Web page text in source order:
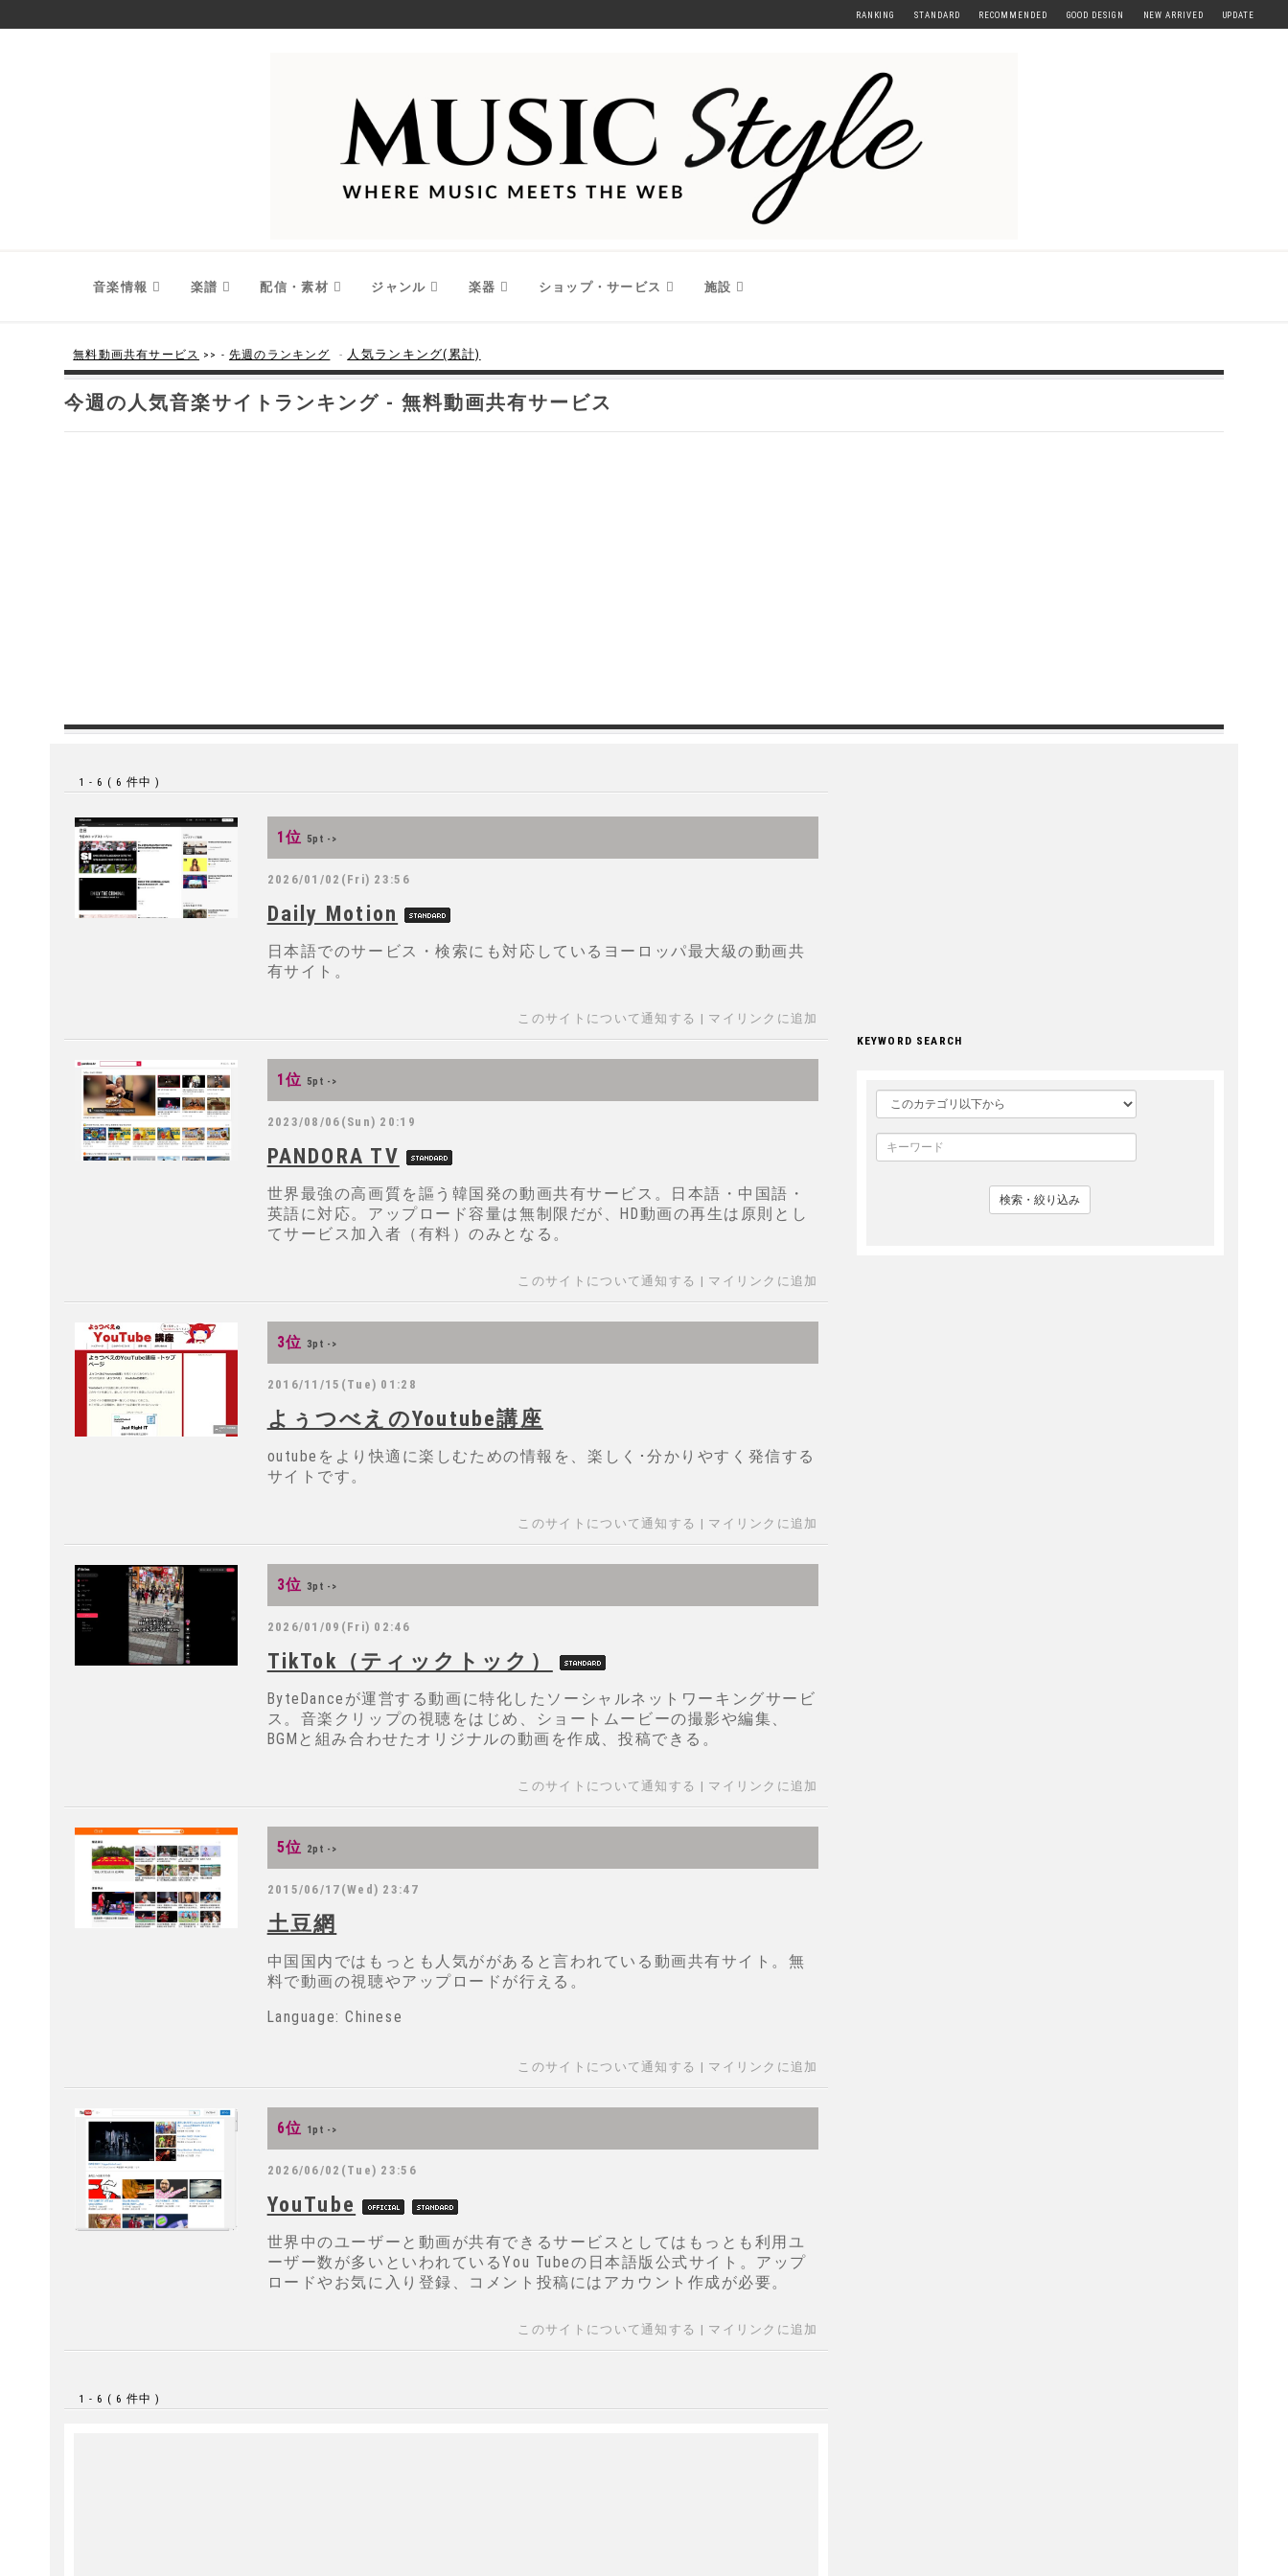
UPDATE
NEW ARRIVED
GOOD DESIGN
RECOMMENDED
STANDARD
RANKING
音楽情報 楽譜 配信・素材 ジャンル 楽器 ショップ・サービス 施設
無料動画共有サービス >> -先週のランキング - 人気ランキング(累計)
今週の人気音楽サイトランキング - 無料動画共有サービス
1 - 6 ( 6 件中 )
1位 5pt ->
2026/01/02(Fri) 23:56
Daily Motion
日本語でのサービス・検索にも対応しているヨーロッパ最大級の動画共
有サイト。
このサイトについて通知する | マイリンクに追加
1位 5pt ->
2023/08/06(Sun) 20:19
PANDORA TV
世界最強の高画質を謳う韓国発の動画共有サービス。日本語・中国語・
英語に対応。アップロード容量は無制限だが、HD動画の再生は原則とし
てサービス加入者（有料）のみとなる。
このサイトについて通知する | マイリンクに追加
3位 3pt ->
2016/11/15(Tue) 01:28
よぅつべえのYoutube講座
outubeをより快適に楽しむための情報を、楽しく･分かりやすく発信する
サイトです。
このサイトについて通知する | マイリンクに追加
3位 3pt ->
2026/01/09(Fri) 02:46
TikTok（ティックトック）
ByteDanceが運営する動画に特化したソーシャルネットワーキングサービ
ス。音楽クリップの視聴をはじめ、ショートムービーの撮影や編集、
BGMと組み合わせたオリジナルの動画を作成、投稿できる。
このサイトについて通知する | マイリンクに追加
5位 2pt ->
2015/06/17(Wed) 23:47
土豆網
中国国内ではもっとも人気ががあると言われている動画共有サイト。無
料で動画の視聴やアップロードが行える。
Language: Chinese
このサイトについて通知する | マイリンクに追加
6位 1pt ->
2026/06/02(Tue) 23:56
YouTube
世界中のユーザーと動画が共有できるサービスとしてはもっとも利用ユ
ーザー数が多いといわれているYou Tubeの日本語版公式サイト。アップ
ロードやお気に入り登録、コメント投稿にはアカウント作成が必要。
このサイトについて通知する | マイリンクに追加
1 - 6 ( 6 件中 )
KEYWORD SEARCH
検索・絞り込み